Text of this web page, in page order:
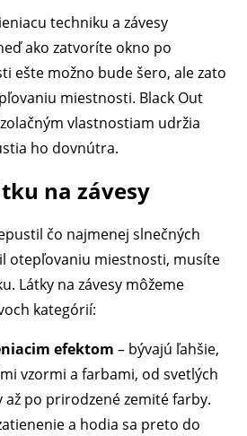
techniku a závesy
ako zatvoríte okno po
ešte možno bude šero, ale zato
miestnosti. Black Out
vlastnostiam udržia
ho dovnútra.
na závesy
čo najmenej slnečných
otepľovaniu miestnosti, musíte
Látky na závesy môžeme
kategórií:
efektom – bývajú ľahšie,
vzormi a farbami, od svetlých
po prirodzené zemité farby.
a hodia sa preto do